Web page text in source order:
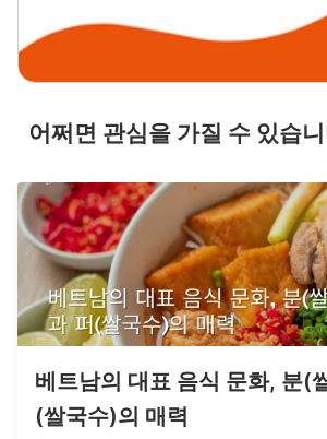
어쩌면 관심을 가질 수 있습
베트남의 대표 음식 문화, 분(
(쌀국수)의 매력